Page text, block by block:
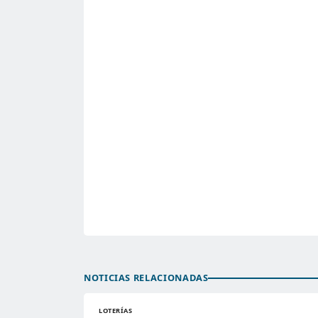
NOTICIAS RELACIONADAS
LOTERÍAS